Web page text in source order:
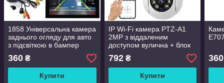
1858 Універсальна камера
заднього огляду для авто
з підсвіткою в бампер
360 ₴
Купити
IP Wi-Fi камера PTZ-A1
2MP з віддаленим
доступом вулична + блок
792₴
Купити
360